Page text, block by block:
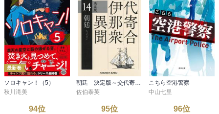
最新巻
ソロキャン！（5）
秋川滝美
朝廷 決定版～交代寄合伊那衆異聞（14）～
佐伯泰英
こちら空港警察
中山七里
94位 95位 96位